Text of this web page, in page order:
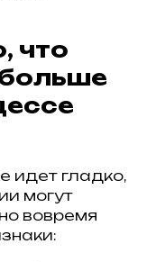
что
идет гладко,
могут
вовремя